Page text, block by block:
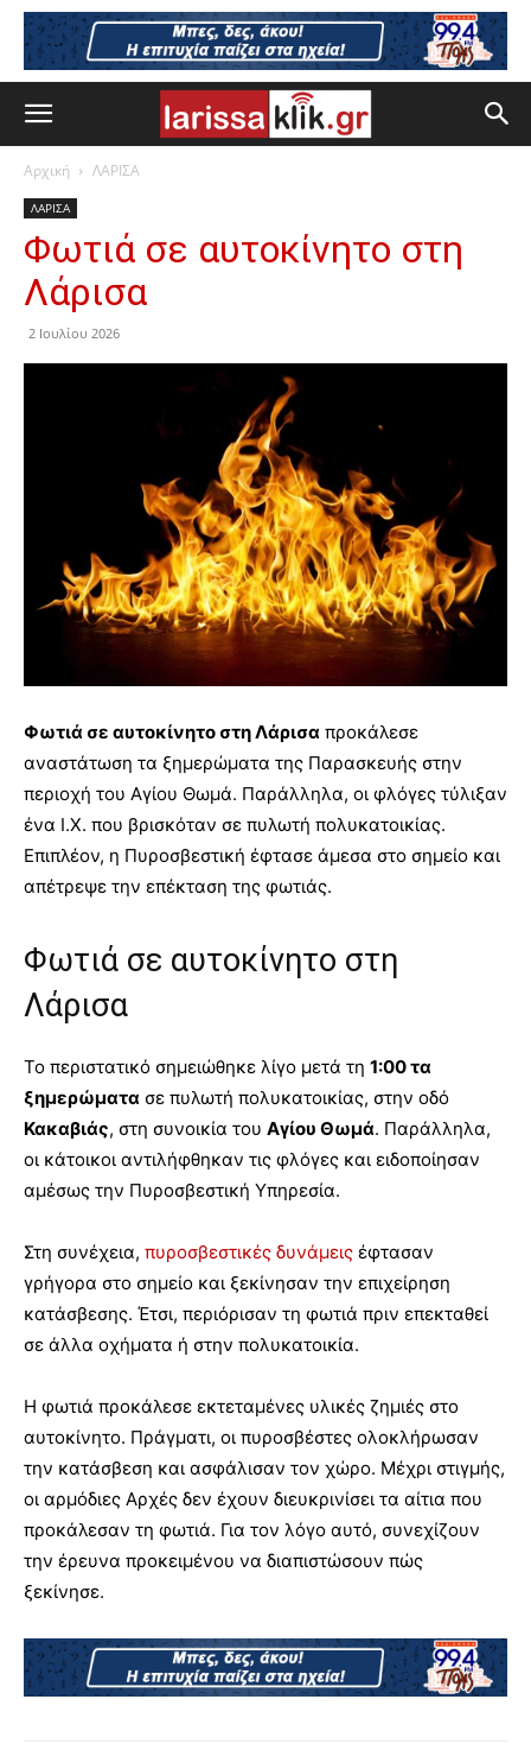
Αρχική ΛΑΡΙΣΑ
ΛΑΡΙΣΑ
Φωτιά σε αυτοκίνητο στη
Λάρισα
2 Ιουλίου 2026
Φωτιά σε αυτοκίνητο στη Λάρισα προκάλεσε
αναστάτωση τα ξημερώματα της Παρασκευής στην
περιοχή του Αγίου Θωμά. Παράλληλα, οι φλόγες τύλιξαν
ένα Ι.Χ. που βρισκόταν σε πυλωτή πολυκατοικίας.
Επιπλέον, η Πυροσβεστική έφτασε άμεσα στο σημείο και
απέτρεψε την επέκταση της φωτιάς.
Φωτιά σε αυτοκίνητο στη
Λάρισα
Το περιστατικό σημειώθηκε λίγο μετά τη 1:00 τα
ξημερώματα σε πυλωτή πολυκατοικίας, στην οδό
Κακαβιάς, στη συνοικία του Αγίου Θωμά. Παράλληλα,
οι κάτοικοι αντιλήφθηκαν τις φλόγες και ειδοποίησαν
αμέσως την Πυροσβεστική Υπηρεσία.
Στη συνέχεια, πυροσβεστικές δυνάμεις έφτασαν
γρήγορα στο σημείο και ξεκίνησαν την επιχείρηση
κατάσβεσης. Έτσι, περιόρισαν τη φωτιά πριν επεκταθεί
σε άλλα οχήματα ή στην πολυκατοικία.
Η φωτιά προκάλεσε εκτεταμένες υλικές ζημιές στο
αυτοκίνητο. Πράγματι, οι πυροσβέστες ολοκλήρωσαν
την κατάσβεση και ασφάλισαν τον χώρο. Μέχρι στιγμής,
οι αρμόδιες Αρχές δεν έχουν διευκρινίσει τα αίτια που
προκάλεσαν τη φωτιά. Για τον λόγο αυτό, συνεχίζουν
την έρευνα προκειμένου να διαπιστώσουν πώς
ξεκίνησε.